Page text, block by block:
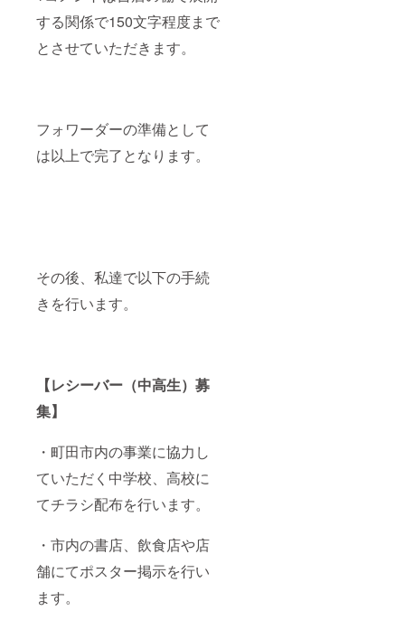
する関係で150文字程度まで
とさせていただきます。
フォワーダーの準備として
は以上で完了となります。
その後、私達で以下の手続
きを行います。
【レシーバー（中高生）募
集】
・町田市内の事業に協力し
ていただく中学校、高校に
てチラシ配布を行います。
・市内の書店、飲食店や店
舗にてポスター掲示を行い
ます。